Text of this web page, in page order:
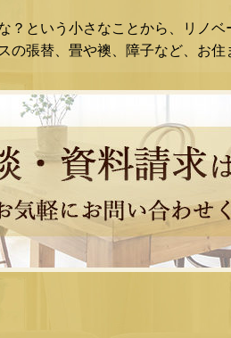
？という小さなことから、リノ
の張替、畳や襖、障子など、お